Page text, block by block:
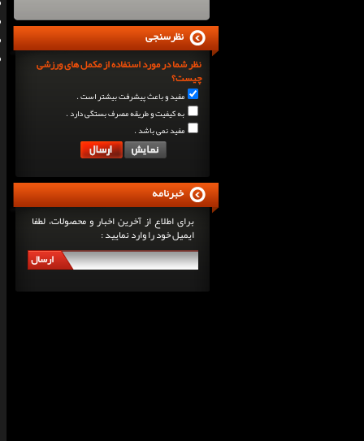
نظر شما در مورد استفاده از مکمل های ورزشی
چیست؟
مفید و باعث پیشرفت بیشتر است .
به کیفیت و طریقه مصرف بستگی دارد .
مفید نمی باشد .
نظرسنجی
برای اطلاع از آخرین اخبار و محصولات، لطفا
ایمیل خود را وارد نمایید :
ارسال
خبرنامه